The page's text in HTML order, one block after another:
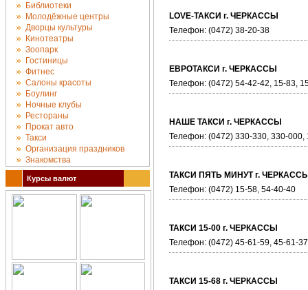
Библиотеки
Молодёжные центры
Дворцы культуры
Кинотеатры
Зоопарк
Гостиницы
Фитнес
Салоны красоты
Боулинг
Ночные клубы
Рестораны
Прокат авто
Такси
Организация праздников
Знакомства
Курсы валют
LOVE-ТАКСИ г. ЧЕРКАССЫ
Телефон: (0472) 38-20-38
ЕВРОТАКСИ г. ЧЕРКАССЫ
Телефон: (0472) 54-42-42, 15-83,
НАШЕ ТАКСИ г. ЧЕРКАССЫ
Телефон: (0472) 330-330, 330-000,
ТАКСИ ПЯТЬ МИНУТ г.
Телефон: (0472) 15-58, 54-40-40
ТАКСИ 15-00 г. ЧЕРКАССЫ
Телефон: (0472) 45-61-59, 45-61-
ТАКСИ 15-68 г. ЧЕРКАССЫ